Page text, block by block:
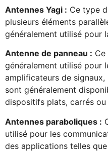
Antennes Yagi : Ce type
plusieurs éléments
généralement utilisé pour
Antenne de panneau :
généralement utilisé pour
amplificateurs de signaux,
sont généralement
dispositifs plats, carrés ou
Antennes paraboliques :
utilisé pour les
des applications telles